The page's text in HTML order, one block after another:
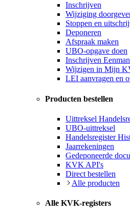
Inschrijven
Wijziging
Stoppen en
Deponeren
Afspraak maken
UBO-opgave doen
Inschrijven
Wijzigen in Mijn
LEI aanvragen en
Producten bestellen
Uittreksel
UBO-uittreksel
Handelsregister
Jaarrekeningen
Gedeponeerde
KVK API's
Direct bestellen
Alle producten
Alle KVK-registers